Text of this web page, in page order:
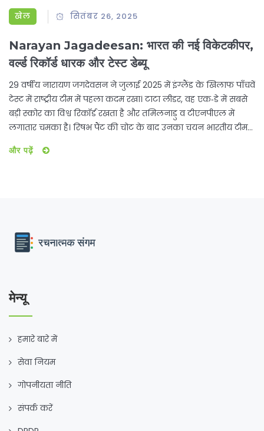
खेल सितंबर 26, 2025
Narayan Jagadeesan: भारत की नई विकेटकीपर,
वर्ल्ड रिकॉर्ड धारक और टेस्ट डेब्यू
29 वर्षीय नारायण जगदेवसन ने जुलाई 2025 में इंग्लैंड के खिलाफ पाँचवें
टेस्ट में राष्ट्रीय टीम में पहला कदम रखा। टाटा लीडर, वह एक‑डे में सबसे
बड़ी स्कोर का विश्व रिकॉर्ड रखता है और तमिलनाडु व टीएनपीएल में
लगातार चमका है। रिषभ पैंट की चोट के बाद उनका चयन भारतीय टीम
और पढ़ें
मेन्यू
हमारे बारे में
सेवा नियम
गोपनीयता नीति
संपर्क करें